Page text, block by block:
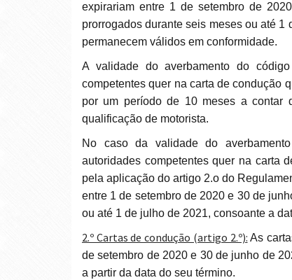
expirariam entre 1 de setembro de
prorrogados durante seis meses ou até
permanecem válidos em conformidade.
A validade do averbamento do código harmonizado «95» da União, aposto pelas autoridades
competentes quer na carta de condução
por um período de 10 meses a contar
qualificação de motorista.
No caso da validade do averbamento do código harmonizado «95» da União, aposto pelas
autoridades competentes quer na carta
pela aplicação do artigo 2.o do
entre 1 de setembro de 2020 e 30 de
ou até 1 de julho de 2021, consoante a
2.º Cartas de condução (artigo 2.º): As
de setembro de 2020 e 30 de junho de
a partir da data do seu término.